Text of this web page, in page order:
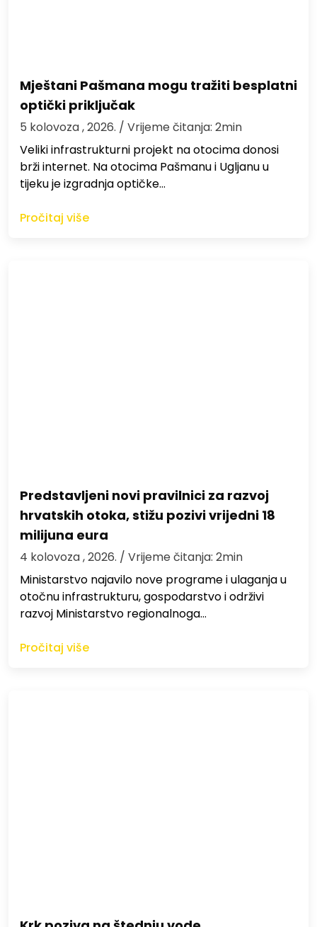
Mještani Pašmana mogu tražiti besplatni
optički priključak
5 kolovoza , 2026. / Vrijeme čitanja: 2min
Veliki infrastrukturni projekt na otocima donosi
brži internet. Na otocima Pašmanu i Ugljanu u
tijeku je izgradnja optičke…
Pročitaj više
Predstavljeni novi pravilnici za razvoj
hrvatskih otoka, stižu pozivi vrijedni 18
milijuna eura
4 kolovoza , 2026. / Vrijeme čitanja: 2min
Ministarstvo najavilo nove programe i ulaganja u
otočnu infrastrukturu, gospodarstvo i održivi
razvoj Ministarstvo regionalnoga…
Pročitaj više